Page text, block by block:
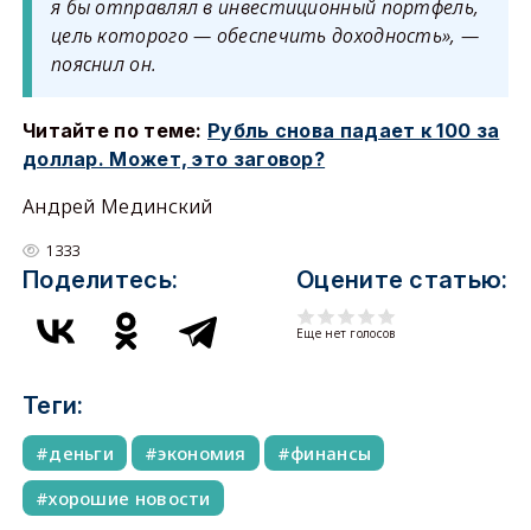
я бы отправлял в инвестиционный портфель,
цель которого — обеспечить доходность», —
пояснил он.
Читайте по теме: Рубль снова падает к 100 за
доллар. Может, это заговор?
Андрей Мединский
1333
Поделитесь: Оцените статью:
Еще нет голосов
Теги:
деньги экономия
финансы
хорошие новости